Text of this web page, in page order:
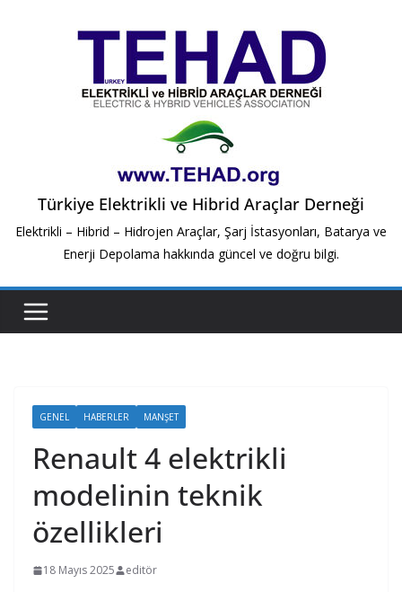
Türkiye Elektrikli ve Hibrid Araçlar Derneği
Elektrikli – Hibrid – Hidrojen Araçlar, Şarj İstasyonları, Batarya ve
Enerji Depolama hakkında güncel ve doğru bilgi.
GENEL HABERLER MANŞET
Renault 4 elektrikli
modelinin teknik
özellikleri
18 Mayıs 2025 editör